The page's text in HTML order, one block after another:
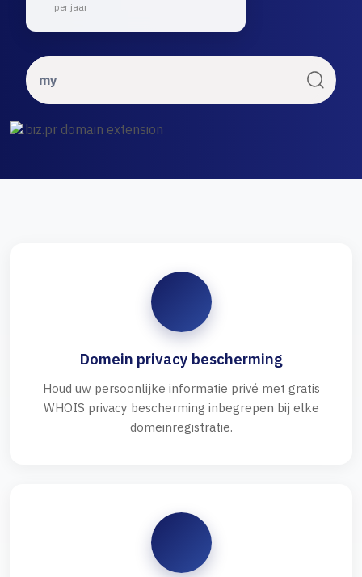
per jaar
Domein privacy bescherming
Houd uw persoonlijke informatie privé met gratis
WHOIS privacy bescherming inbegrepen bij elke
domeinregistratie.